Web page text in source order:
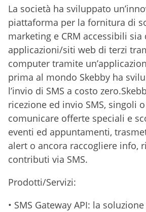
La società ha sviluppato
piattaforma per la fornitura di
marketing e CRM accessibili
applicazioni/siti web di terzi
computer tramite
prima al mondo Skebby ha
l’invio di SMS a costo
ricezione ed invio SMS, singoli
comunicare offerte speciali e
eventi ed appuntamenti,
alert o ancora raccogliere info,
contributi via SMS.
Prodotti/Servizi:
• SMS Gateway API: la